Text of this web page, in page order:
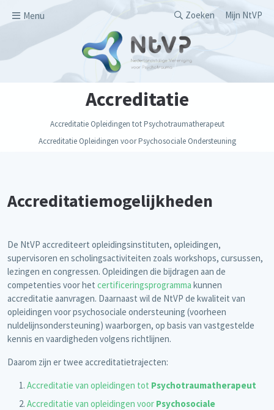
Menu
Secondary
Zoeken Mijn NtVP
Accreditatie
Accreditatie Opleidingen tot Psychotraumatherapeut
Accreditatie Opleidingen voor Psychosociale Ondersteuning
Accreditatiemogelijkheden
De NtVP accrediteert opleidingsinstituten, opleidingen,
supervisoren en scholingsactiviteiten zoals workshops, cursussen,
lezingen en congressen. Opleidingen die bijdragen aan de
competenties voor het certificeringsprogramma kunnen
accreditatie aanvragen. Daarnaast wil de NtVP de kwaliteit van
opleidingen voor psychosociale ondersteuning (voorheen
nuldelijnsondersteuning) waarborgen, op basis van vastgestelde
kennis en vaardigheden volgens richtlijnen.
Daarom zijn er twee accreditatietrajecten:
Accreditatie van opleidingen tot Psychotraumatherapeut
Accreditatie van opleidingen voor Psychosociale